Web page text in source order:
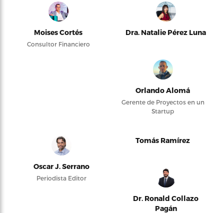
Moises Cortés
Consultor Financiero
Dra. Natalie Pérez Luna
Orlando Alomá
Gerente de Proyectos en un
Startup
Oscar J. Serrano
Periodista Editor
Tomás Ramírez
Dr. Ronald Collazo
Pagán